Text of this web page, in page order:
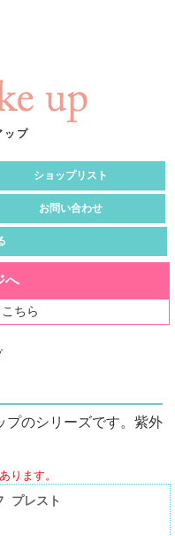
ップ
ショップリスト
お問い合わせ
へ
ちら
プのシリーズです。紫外
ります。
プレスト